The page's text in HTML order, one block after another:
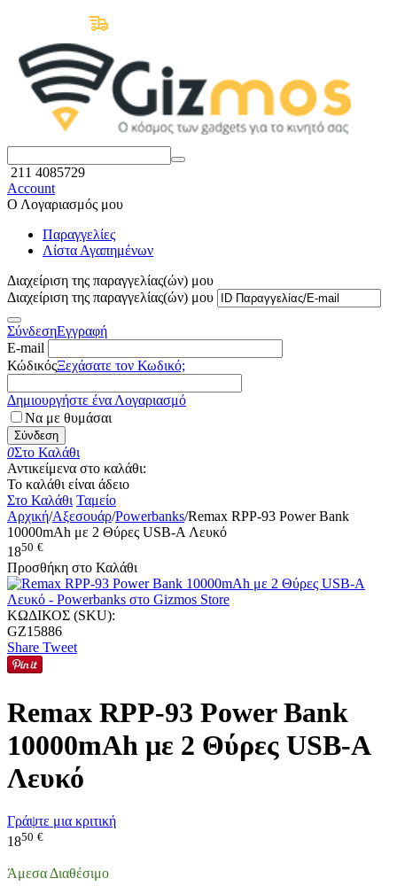
211 4085729
Account
Ο Λογαριασμός μου
Παραγγελίες
Λίστα Αγαπημένων
Διαχείριση της παραγγελίας(ών) μου
Διαχείριση της παραγγελίας(ών) μου
ΣύνδεσηΕγγραφή
E-mail
ΚώδικόςΞεχάσατε τον Κωδικό;
Δημιουργήστε ένα Λογαριασμό
Να με θυμάσαι
Σύνδεση
0Στο Καλάθι
Αντικείμενα στο καλάθι:
Το καλάθι είναι άδειο
Στο Καλάθι Ταμείο
Αρχική/Αξεσουάρ/Powerbanks/Remax RPP-93 Power Bank
10000mAh με 2 Θύρες USB-A Λευκό
1850 €
Προσθήκη στο Καλάθι
ΚΩΔΙΚΟΣ (SKU):
GZ15886
Share Tweet
Remax RPP-93 Power Bank
10000mAh με 2 Θύρες USB-A
Λευκό
Γράψτε μια κριτική
1850 €
Άμεσα Διαθέσιμο